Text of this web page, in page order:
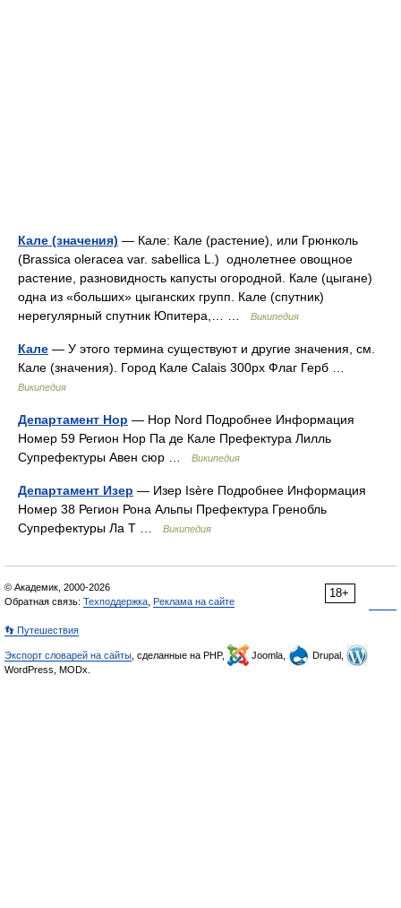
Кале (значения) — Кале: Кале (растение), или Грюнколь
(Brassica oleracea var. sabellica L.) однолетнее овощное
растение, разновидность капусты огородной. Кале (цыгане)
одна из «больших» цыганских групп. Кале (спутник)
нерегулярный спутник Юпитера,… …
Википедия
Кале — У этого термина существуют и другие значения, см.
Кале (значения). Город Кале Calais 300px Флаг Герб …
Википедия
Департамент Нор — Нор Nord Подробнее Информация
Номер 59 Регион Нор Па де Кале Префектура Лилль
Супрефектуры Авен сюр …
Википедия
Департамент Изер — Изер Isère Подробнее Информация
Номер 38 Регион Рона Альпы Префектура Гренобль
Супрефектуры Ла Т …
Википедия
18+
© Академик, 2000-2026
Обратная связь: Техподдержка Реклама на сайте
👣 Путешествия
Экспорт словарей на сайты , сделанные на PHP, Joomla,
Drupal,
WordPress, MODx.